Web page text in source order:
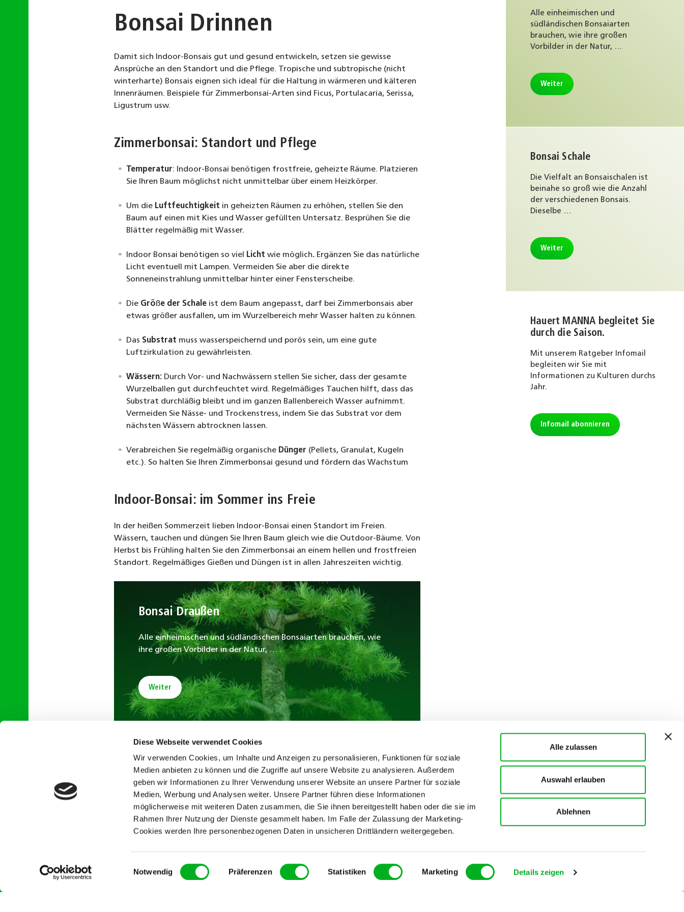
Diese Webseite verwendet Cookies
Wir verwenden Cookies, um Inhalte und Anzeigen zu personalisieren, Funktionen für soziale
Medien anbieten zu können und die Zugriffe auf unsere Website zu analysieren. Außerdem
geben wir Informationen zu Ihrer Verwendung unserer Website an unsere Partner für soziale
Medien, Werbung und Analysen weiter. Unsere Partner führen diese Informationen
möglicherweise mit weiteren Daten zusammen, die Sie ihnen bereitgestellt haben oder die sie im
Rahmen Ihrer Nutzung der Dienste gesammelt haben. Im Falle der Zulassung der Marketing-
Cookies werden Ihre personenbezogenen Daten in unsicheren Drittländern weitergegeben.
Einwilligungsauswahl
Notwendig Präferenzen Statistiken Marketing Details zeigen
Alle zulassen
Auswahl erlauben
Ablehnen
Bonsai Drinnen
Damit sich Indoor-Bonsais gut und gesund entwickeln, setzen sie gewisse
Ansprüche an den Standort und die Pflege. Tropische und subtropische (nicht
winterharte) Bonsais eignen sich ideal für die Haltung in wärmeren und kälteren
Innenräumen. Beispiele für Zimmerbonsai-Arten sind Ficus, Portulacaria, Serissa,
Ligustrum usw.
Zimmerbonsai: Standort und Pflege
Temperatur: Indoor-Bonsai benötigen frostfreie, geheizte Räume. Platzieren
Sie Ihren Baum möglichst nicht unmittelbar über einem Heizkörper.
Um die Luftfeuchtigkeit in geheizten Räumen zu erhöhen, stellen Sie den
Baum auf einen mit Kies und Wasser gefüllten Untersatz. Besprühen Sie die
Blätter regelmäßig mit Wasser.
Indoor Bonsai benötigen so viel Licht wie möglich. Ergänzen Sie das natürliche
Licht eventuell mit Lampen. Vermeiden Sie aber die direkte
Sonneneinstrahlung unmittelbar hinter einer Fensterscheibe.
Die Größe der Schale ist dem Baum angepasst, darf bei Zimmerbonsais aber
etwas größer ausfallen, um im Wurzelbereich mehr Wasser halten zu können.
Das Substrat muss wasserspeichernd und porös sein, um eine gute
Luftzirkulation zu gewährleisten.
Wässern: Durch Vor- und Nachwässern stellen Sie sicher, dass der gesamte
Wurzelballen gut durchfeuchtet wird. Regelmäßiges Tauchen hilft, dass das
Substrat durchläßig bleibt und im ganzen Ballenbereich Wasser aufnimmt.
Vermeiden Sie Nässe- und Trockenstress, indem Sie das Substrat vor dem
nächsten Wässern abtrocknen lassen.
Verabreichen Sie regelmäßig organische Dünger (Pellets, Granulat, Kugeln
etc.). So halten Sie Ihren Zimmerbonsai gesund und fördern das Wachstum
Indoor-Bonsai: im Sommer ins Freie
In der heißen Sommerzeit lieben Indoor-Bonsai einen Standort im Freien.
Wässern, tauchen und düngen Sie Ihren Baum gleich wie die Outdoor-Bäume. Von
Herbst bis Frühling halten Sie den Zimmerbonsai an einem hellen und frostfreien
Standort. Regelmäßiges Gießen und Düngen ist in allen Jahreszeiten wichtig.
Bonsai Draußen
Alle einheimischen und südländischen Bonsaiarten brauchen, wie
ihre großen Vorbilder in der Natur, …
Weiter
Alle einheimischen und
südländischen Bonsaiarten
brauchen, wie ihre großen
Vorbilder in der Natur, …
Weiter
Bonsai Schale
Die Vielfalt an Bonsaischalen ist
beinahe so groß wie die Anzahl
der verschiedenen Bonsais.
Dieselbe …
Weiter
Hauert MANNA begleitet Sie
durch die Saison.
Mit unserem Ratgeber Infomail
begleiten wir Sie mit
Informationen zu Kulturen durchs
Jahr.
Infomail abonnieren